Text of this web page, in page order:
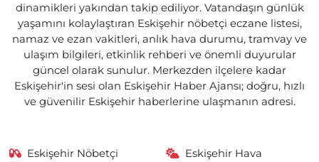
dinamikleri yakından takip ediliyor. Vatandaşın günlük
yaşamını kolaylaştıran Eskişehir nöbetçi eczane listesi,
namaz ve ezan vakitleri, anlık hava durumu, tramvay ve
ulaşım bilgileri, etkinlik rehberi ve önemli duyurular
güncel olarak sunulur. Merkezden ilçelere kadar
Eskişehir'in sesi olan Eskişehir Haber Ajansı; doğru, hızlı
ve güvenilir Eskişehir haberlerine ulaşmanın adresi.
Eskişehir Nöbetçi
Eskişehir Hava